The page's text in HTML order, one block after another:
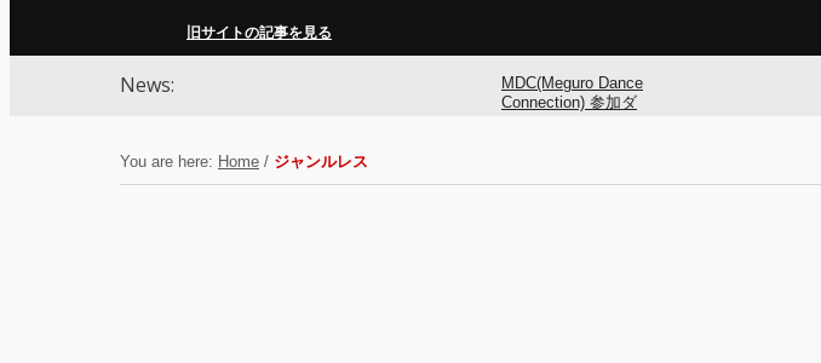
旧サイトの記事を見る
News:
MDC(Meguro Dance
Connection) 参加ダ
MDC(Meguro Dance
You are here: Home / ジャンルレス